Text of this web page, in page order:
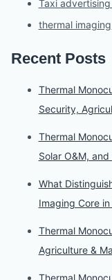
Taxi
thermal imaging
Recent Posts
Thermal
Security,
Thermal
Solar O&M,
What
Imaging Core
Thermal
Agriculture &